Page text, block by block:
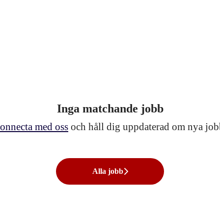
Inga matchande jobb
med oss och håll dig uppdaterad om nya
Alla jobb